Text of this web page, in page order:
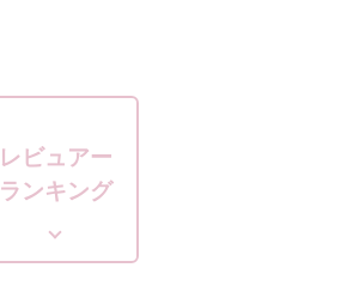
レビュアー
ランキング